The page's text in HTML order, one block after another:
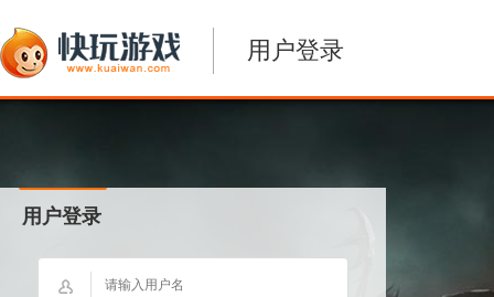
用户登录
用户登录